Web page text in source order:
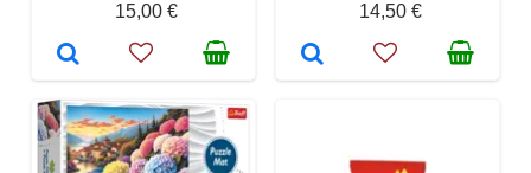
15,00 €
14,50 €